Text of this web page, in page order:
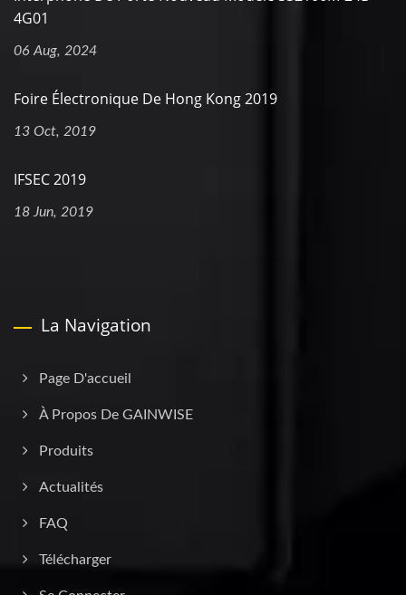
4G01
06 Aug, 2024
Foire Électronique De Hong Kong 2019
13 Oct, 2019
IFSEC 2019
18 Jun, 2019
La Navigation
Page D'accueil
À Propos De GAINWISE
Produits
Actualités
FAQ
Télécharger